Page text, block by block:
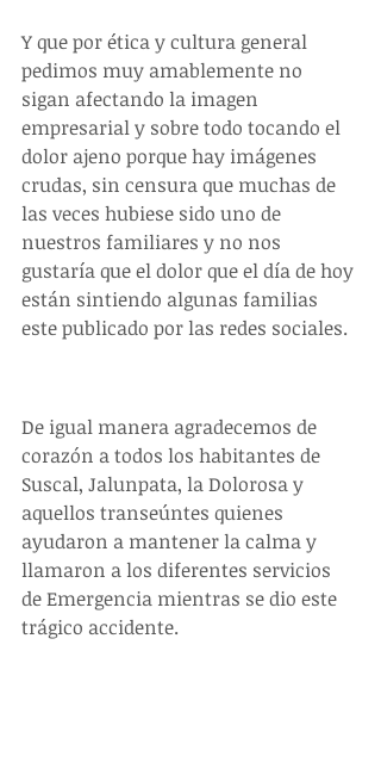
Y que por ética y cultura general
pedimos muy amablemente no
sigan afectando la imagen
empresarial y sobre todo tocando el
dolor ajeno porque hay imágenes
crudas, sin censura que muchas de
las veces hubiese sido uno de
nuestros familiares y no nos
gustaría que el dolor que el día de hoy
están sintiendo algunas familias
este publicado por las redes sociales.
De igual manera agradecemos de
corazón a todos los habitantes de
Suscal, Jalunpata, la Dolorosa y
aquellos transeúntes quienes
ayudaron a mantener la calma y
llamaron a los diferentes servicios
de Emergencia mientras se dio este
trágico accidente.